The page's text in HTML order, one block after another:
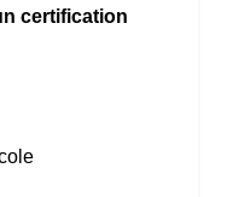
certification